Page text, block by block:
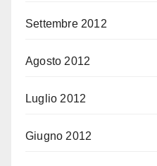
Settembre 2012
Agosto 2012
Luglio 2012
Giugno 2012